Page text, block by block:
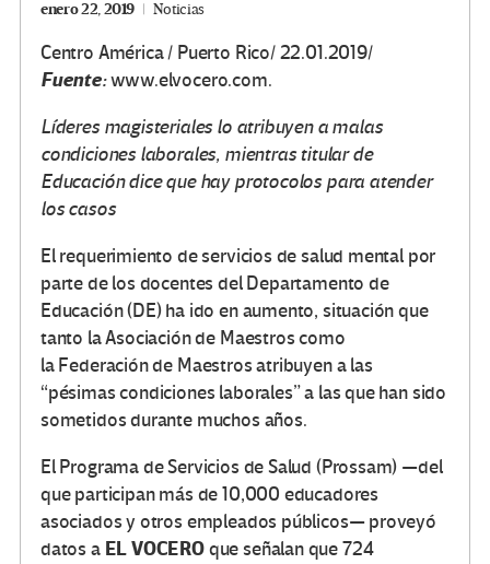
enero 22, 2019 Noticias
Centro América / Puerto Rico/ 22.01.2019/
Fuente:www.elvocero.com.
Líderes magisteriales lo atribuyen a malas
condiciones laborales, mientras titular de
Educación dice que hay protocolos para atender
los casos
El requerimiento de servicios de salud mental por
parte de los docentes del Departamento de
Educación (DE) ha ido en aumento, situación que
tanto la Asociación de Maestros como
la Federación de Maestros atribuyen a las
“pésimas condiciones laborales” a las que han sido
sometidos durante muchos años.
El Programa de Servicios de Salud (Prossam) —del
que participan más de 10,000 educadores
asociados y otros empleados públicos— proveyó
datos a EL VOCEROque señalan que 724